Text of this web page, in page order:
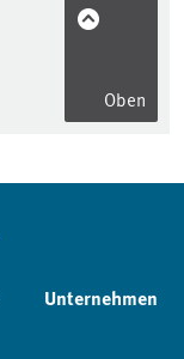
Oben
Unternehmen